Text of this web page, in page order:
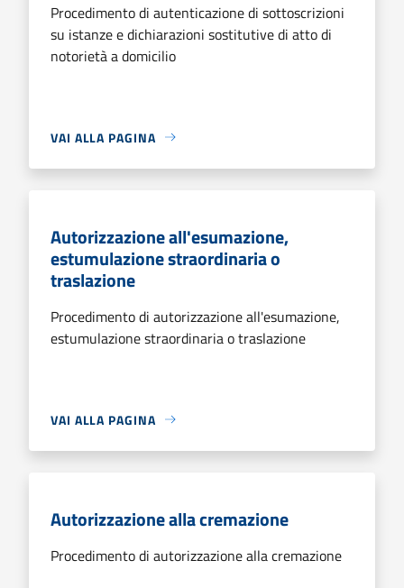
Procedimento di autenticazione di sottoscrizioni
su istanze e dichiarazioni sostitutive di atto di
notorietà a domicilio
VAI ALLA PAGINA
Autorizzazione all'esumazione,
estumulazione straordinaria o
traslazione
Procedimento di autorizzazione all'esumazione,
estumulazione straordinaria o traslazione
VAI ALLA PAGINA
Autorizzazione alla cremazione
Procedimento di autorizzazione alla cremazione